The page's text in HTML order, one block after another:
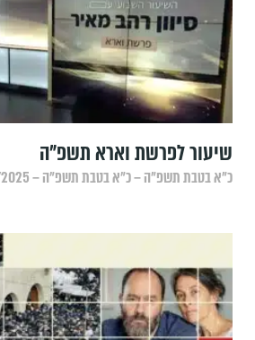
שיעור לפרשת וארא תשפ"ה
כ״א בטבת תשפ״ה – כ״א בטבת תשפ״ה – 21/01/2025